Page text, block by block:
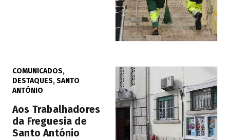
COMUNICADOS,
DESTAQUES,SANTO
ANTÓNIO
Aos Trabalhadores
da Freguesia de
Santo António